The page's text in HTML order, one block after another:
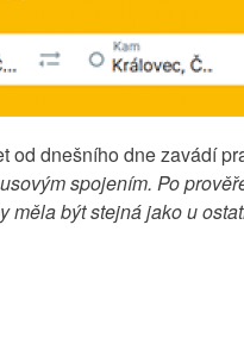
od dnešního dne zavádí
spojením. Po
měla být stejná jako u